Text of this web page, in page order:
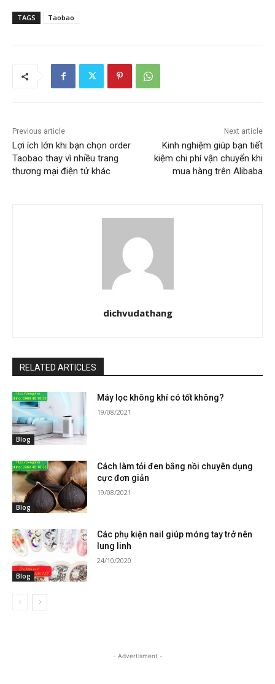
TAGS Taobao
Previous article
Lợi ích lớn khi bạn chọn order
Taobao thay vì nhiều trang
thương mại điện tử khác
Next article
Kinh nghiệm giúp bạn tiết
kiệm chi phí vận chuyển khi
mua hàng trên Alibaba
dichvudathang
RELATED ARTICLES
Blog
Máy lọc không khí có tốt không?
19/08/2021
Blog
Cách làm tỏi đen bằng nồi chuyên dụng
cực đơn giản
19/08/2021
Blog
Các phụ kiện nail giúp móng tay trở nên
lung linh
24/10/2020
- Advertisment -